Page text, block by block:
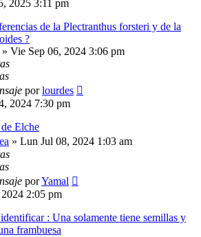
2025 3:11 pm
de la Plectranthus forsteri y de la
?
» Vie Sep 06, 2024 3:06 pm
porlourdes
2024 7:30 pm
Elche
» Lun Jul 08, 2024 1:03 am
porYamal
2:05 pm
: Una solamente tiene semillas y
frambuesa